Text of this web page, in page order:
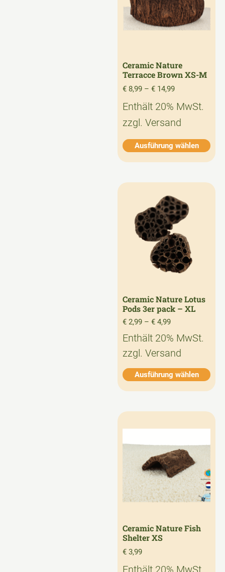
Ceramic Nature
Terracce Brown XS-M
€ 8,99 – € 14,99
Enthält 20% MwSt.
zzgl. Versand
Ausführung wählen
Ceramic Nature Lotus
Pods 3er pack – XL
€ 2,99 – € 4,99
Enthält 20% MwSt.
zzgl. Versand
Ausführung wählen
Ceramic Nature Fish
Shelter XS
€ 3,99
Enthält 20% MwSt.